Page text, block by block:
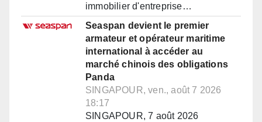
immobilier d'entreprise…
Seaspan devient le premier
armateur et opérateur maritime
international à accéder au
marché chinois des obligations
Panda
SINGAPOUR, ven., août 7 2026
18:17
SINGAPOUR, 7 août 2026